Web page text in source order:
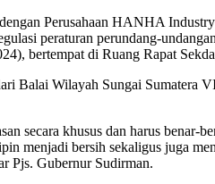
Perusahaan HANHA
peraturan perundang-
bertempat di Ruang Rapat
Balai Wilayah Sungai Sumatera
secara khusus dan harus benar-
menjadi bersih sekaligus juga
Pjs. Gubernur Sudirman.